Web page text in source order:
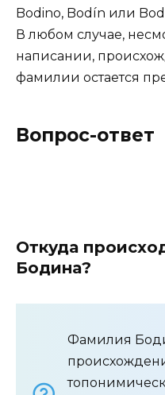
Bodino, Bodín или
В любом случае,
написании,
фамилии остается
Вопрос-ответ
Откуда
Бодина?
Фамилия